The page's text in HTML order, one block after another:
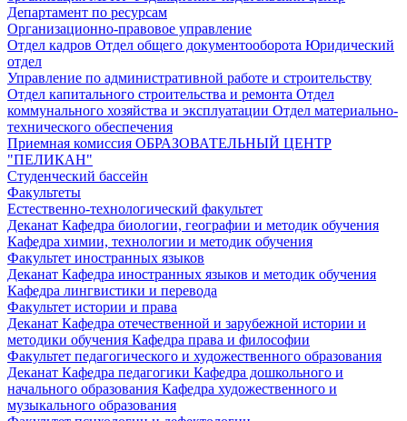
Департамент по ресурсам
Организационно-правовое управление
Отдел кадров Отдел общего документооборота Юридический
отдел
Управление по административной работе и строительству
Отдел капитального строительства и ремонта Отдел
коммунального хозяйства и эксплуатации Отдел материально-
технического обеспечения
Приемная комиссия ОБРАЗОВАТЕЛЬНЫЙ ЦЕНТР
"ПЕЛИКАН"
Студенческий бассейн
Факультеты
Естественно-технологический факультет
Деканат Кафедра биологии, географии и методик обучения
Кафедра химии, технологии и методик обучения
Факультет иностранных языков
Деканат Кафедра иностранных языков и методик обучения
Кафедра лингвистики и перевода
Факультет истории и права
Деканат Кафедра отечественной и зарубежной истории и
методики обучения Кафедра права и философии
Факультет педагогического и художественного образования
Деканат Кафедра педагогики Кафедра дошкольного и
начального образования Кафедра художественного и
музыкального образования